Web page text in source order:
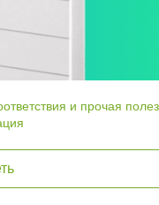
и прочая